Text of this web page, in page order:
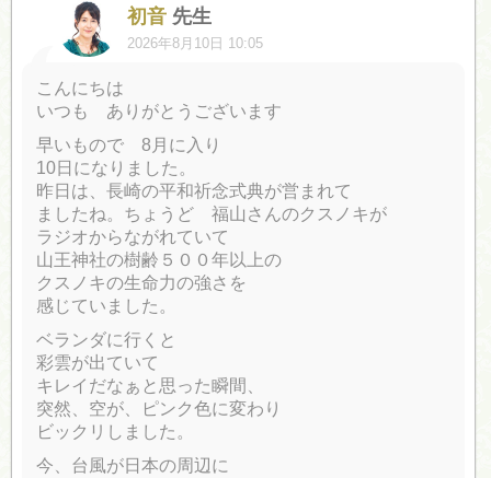
初音 先生
2026年8月10日 10:05
こんにちは
いつも ありがとうございます
早いもので 8月に入り
10日になりました。
昨日は、長崎の平和祈念式典が営まれて
ましたね。ちょうど 福山さんのクスノキが
ラジオからながれていて
山王神社の樹齢５００年以上の
クスノキの生命力の強さを
感じていました。
ベランダに行くと
彩雲が出ていて
キレイだなぁと思った瞬間、
突然、空が、ピンク色に変わり
ビックリしました。
今、台風が日本の周辺に